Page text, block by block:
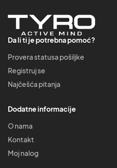
Da li ti je potrebna pomoć?
Provera statusa pošiljke
Registruj se
Najčešća pitanja
Dodatne informacije
O nama
Kontakt
Moj nalog